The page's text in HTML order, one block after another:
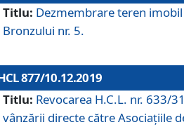
Titlu: Dezmembrare teren
Bronzului nr. 5.
877/10.12.2019
Titlu: Revocarea H.C.L. nr. 633/
vânzării directe către Asociațiile